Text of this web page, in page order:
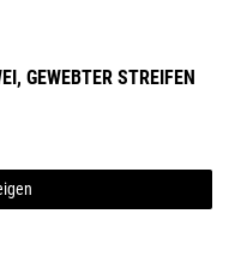
GEWEBTER STREIFEN